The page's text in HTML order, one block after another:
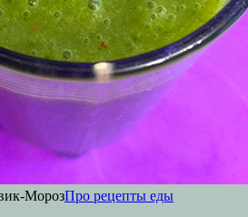
МорозПро рецепты еды